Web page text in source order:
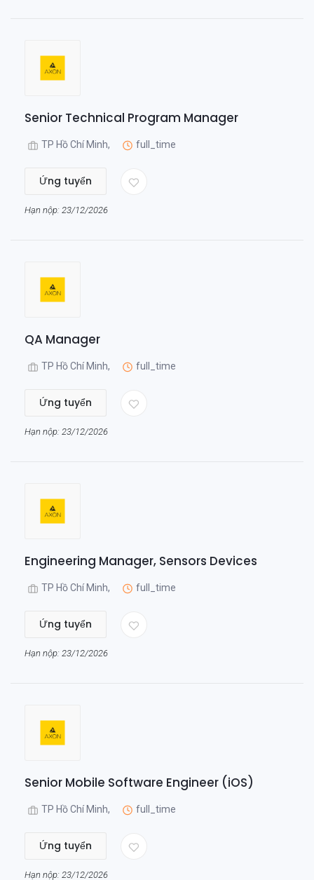
Senior Technical Program Manager
TP Hồ Chí Minh, full_time
Ứng tuyển
Hạn nộp: 23/12/2026
QA Manager
TP Hồ Chí Minh, full_time
Ứng tuyển
Hạn nộp: 23/12/2026
Engineering Manager, Sensors Devices
TP Hồ Chí Minh, full_time
Ứng tuyển
Hạn nộp: 23/12/2026
Senior Mobile Software Engineer (iOS)
TP Hồ Chí Minh, full_time
Ứng tuyển
Hạn nộp: 23/12/2026